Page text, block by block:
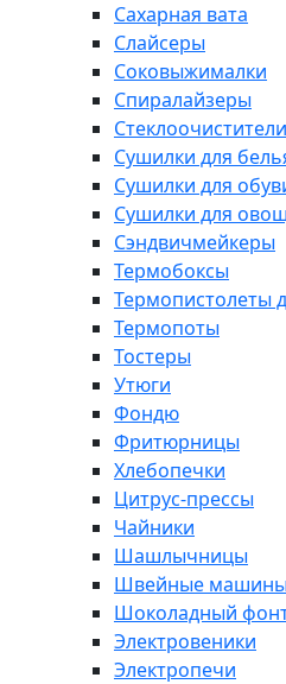
Сахарная вата
Слайсеры
Соковыжималки
Спиралайзеры
Стеклоочистители
Сушилки для
Сушилки для
Сушилки для
Сэндвичмейкеры
Термобоксы
Термопистолеты
Термопоты
Тостеры
Утюги
Фондю
Фритюрницы
Хлебопечки
Цитрус-прессы
Чайники
Шашлычницы
Швейные машины
Шоколадный
Электровеники
Электропечи